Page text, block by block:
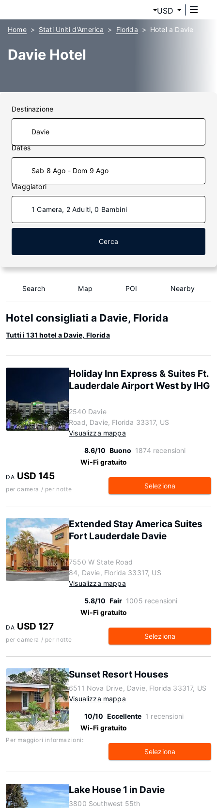
USD
Home Stati Uniti d'America Florida Hotel a Davie
Davie Hotel
Destinazione
Dates
Sab 8 Ago - Dom 9 Ago
Viaggiatori
1 Camera, 2 Adulti, 0 Bambini
Cerca
Search Map POI Nearby
Hotel consigliati a Davie, Florida
Tutti i 131 hotel a Davie, Florida
Holiday Inn Express & Suites Ft.
Lauderdale Airport West by IHG
2540 Davie
Road, Davie, Florida 33317, US
Visualizza mappa
8.6/10 Buono 1874 recensioni
Wi-Fi gratuito
DA USD 145
per camera / per notte Seleziona
Extended Stay America Suites
Fort Lauderdale Davie
7550 W State Road
84, Davie, Florida 33317, US
Visualizza mappa
5.8/10 Fair 1005 recensioni
Wi-Fi gratuito
DA USD 127
per camera / per notte Seleziona
Sunset Resort Houses
6511 Nova Drive, Davie, Florida 33317, US
Visualizza mappa
10/10 Eccellente 1 recensioni
Wi-Fi gratuito
Per maggiori informazioni:
Seleziona
Lake House 1 in Davie
3800 Southwest 55th